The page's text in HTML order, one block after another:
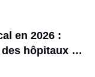
en 2026 :
hôpitaux et